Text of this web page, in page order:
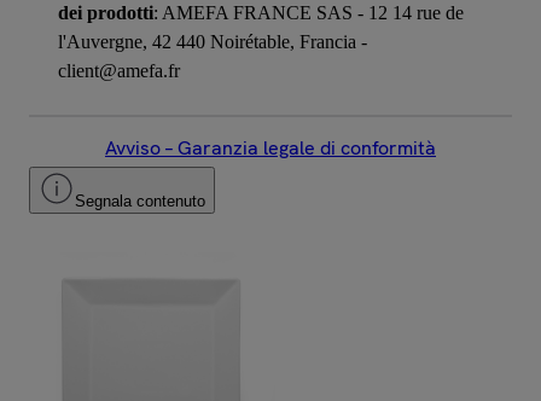
dei prodotti: AMEFA FRANCE SAS - 12 14 rue de
l'Auvergne, 42 440 Noirétable, Francia -
client@amefa.fr
Avviso – Garanzia legale di conformità
Segnala contenuto